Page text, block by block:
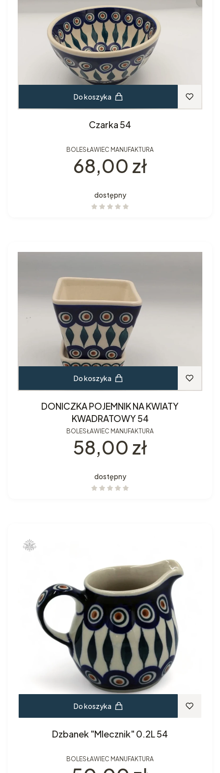
Do koszyka
Czarka 54
BOLESŁAWIEC MANUFAKTURA
Cena
68,00 zł
dostępny
Do koszyka
DONICZKA POJEMNIK NA KWIATY
KWADRATOWY 54
BOLESŁAWIEC MANUFAKTURA
Cena
58,00 zł
dostępny
Do koszyka
Dzbanek "Mlecznik" 0.2L 54
BOLESŁAWIEC MANUFAKTURA